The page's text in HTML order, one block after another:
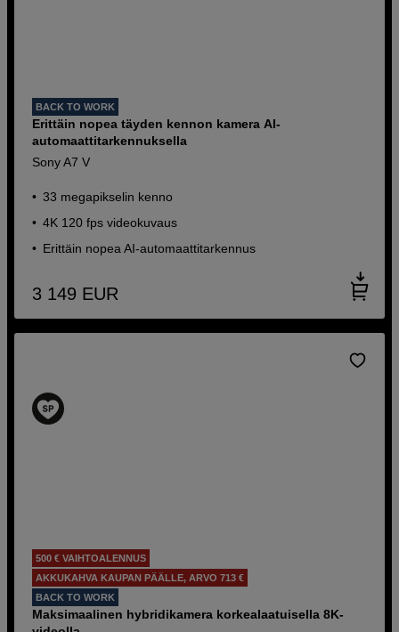
BACK TO WORK
Erittäin nopea täyden kennon kamera AI-
automaattitarkennuksella
Sony A7 V
33 megapikselin kenno
4K 120 fps videokuvaus
Erittäin nopea AI-automaattitarkennus
3 149 EUR
500 € VAIHTOALENNUS
AKKUKAHVA KAUPAN PÄÄLLE, ARVO 713 €
BACK TO WORK
Maksimaalinen hybridikamera korkealaatuisella 8K-